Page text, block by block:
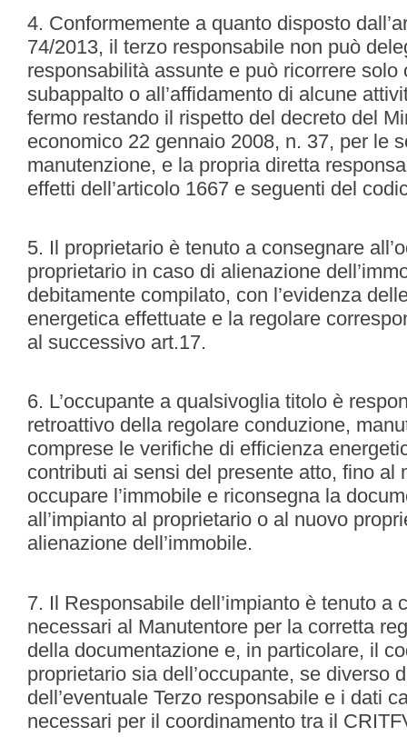
4. Conformemente a quanto disposto
74/2013, il terzo responsabile non può
responsabilità assunte e può ricorrere solo
subappalto o all’affidamento di alcune
fermo restando il rispetto del decreto del
economico 22 gennaio 2008, n. 37, per le
manutenzione, e la propria diretta
effetti dell’articolo 1667 e seguenti del
5. Il proprietario è tenuto a consegnare
proprietario in caso di alienazione
debitamente compilato, con l’evidenza
energetica effettuate e la regolare
al successivo art.17.
6. L’occupante a qualsivoglia titolo è
retroattivo della regolare conduzione,
comprese le verifiche di efficienza
contributi ai sensi del presente atto, fino al
occupare l’immobile e riconsegna la
all’impianto al proprietario o al nuovo
alienazione dell’immobile.
7. Il Responsabile dell’impianto è tenuto a
necessari al Manutentore per la corretta
della documentazione e, in particolare, il
proprietario sia dell’occupante, se diverso
dell’eventuale Terzo responsabile e i dati
necessari per il coordinamento tra il